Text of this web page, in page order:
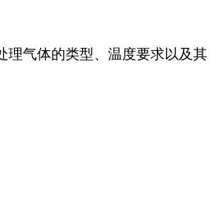
理气体的类型、温度要求以及其